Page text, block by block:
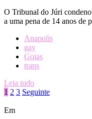
O Tribunal do Júri
a uma pena de 14 anos de
Anapolis
gay
Goias
trans
Leia tudo
Paginação
de
1 2 3 Seguinte
Em